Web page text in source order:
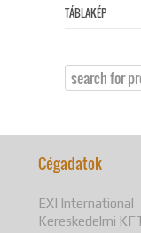
TÁBLAKÉP
Cégadatok
EXI International
Kereskedelmi